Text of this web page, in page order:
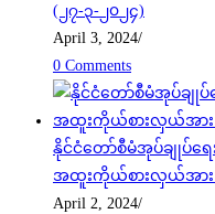
(၂၇-၃-၂၀၂၄)
April 3, 2024/
0 Comments
နိုင်ငံတော်စီမံအုပ်ချုပ်ရ
အထူးကိုယ်စားလှယ်အာ
April 2, 2024/